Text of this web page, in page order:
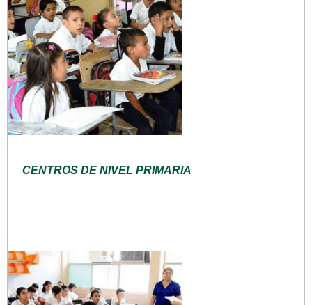
CENTROS DE NIVEL PRIMARIA